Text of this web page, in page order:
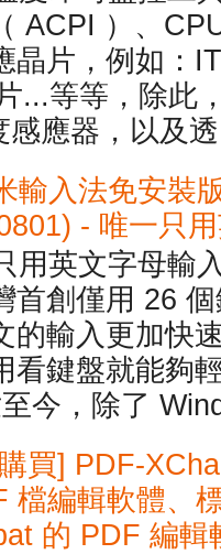
ACPI ）、
晶片，例如：
...等等，除此
感應器，以及
輸入法免安裝
- 唯一只
用英文字母輸
首創僅用 26
的輸入更加快
看鍵盤就能夠
今，除了
買] PDF-
檔編輯軟體、
的 PDF 編輯